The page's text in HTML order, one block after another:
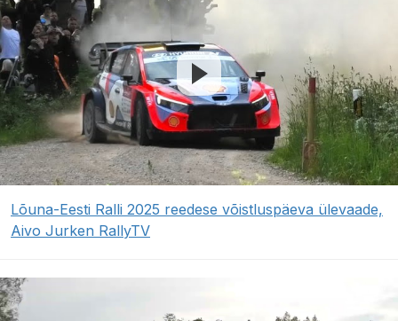
Lõuna-Eesti Ralli 2025 reedese võistluspäeva ülevaade,
Aivo Jurken RallyTV